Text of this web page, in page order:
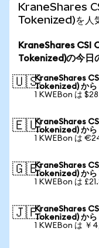
KraneShares
Tokenized)を人
KraneShares CSI
Tokenized)の今日
🇺🇸KraneShares
Tokenized) から
1 KWEBon は
🇪🇺KraneShares
Tokenized) から
1 KWEBon は
🇬🇧KraneShares
Tokenized) から
1 KWEBon は
🇯🇵KraneShares
Tokenized) から
1 KWEBon は ￥